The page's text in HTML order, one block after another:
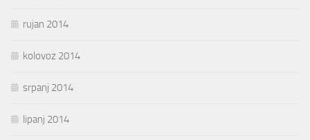
rujan 2014
kolovoz 2014
srpanj 2014
lipanj 2014